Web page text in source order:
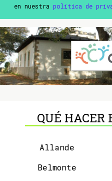
en nuestra política de
QUÉ HACER
Allande
Belmonte